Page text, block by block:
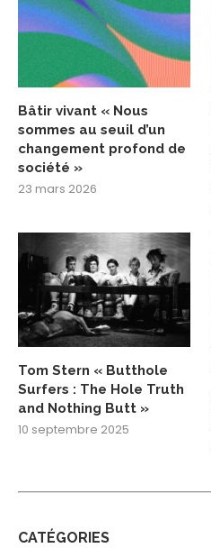
Bâtir vivant « Nous
sommes au seuil d’un
changement profond de
société »
23 mars 2026
Tom Stern « Butthole
Surfers : The Hole Truth
and Nothing Butt »
10 septembre 2025
CATÉGORIES